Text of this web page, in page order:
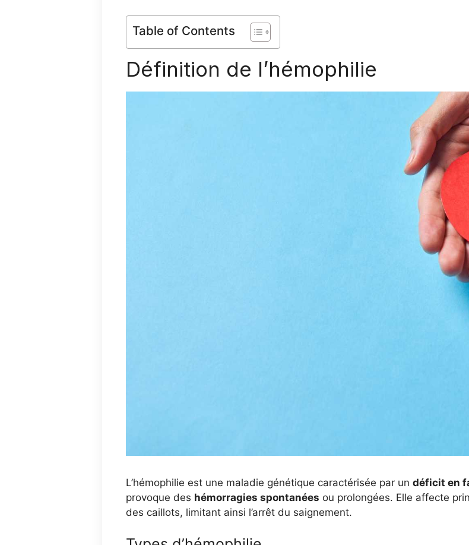
Table of Contents
Définition de l’hémophilie
L’hémophilie est une maladie génétique caractérisée par un déficit en
provoque des hémorragies spontanées ou prolongées. Elle affecte
des caillots, limitant ainsi l’arrêt du saignement.